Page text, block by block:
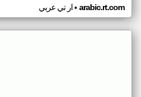
ار تي عربي• arabic.rt.com